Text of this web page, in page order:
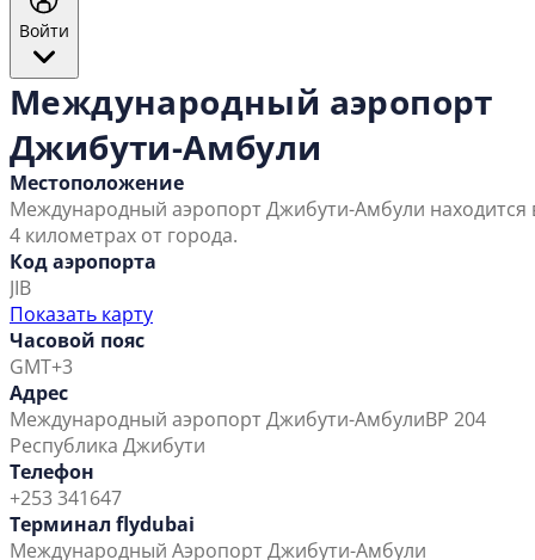
Войти
Международный аэропорт
Джибути-Амбули
Местоположение
Международный аэропорт Джибути-Амбули находится
4 километрах от города.
Код аэропорта
JIB
Показать карту
Часовой пояс
GMT+3
Адрес
Международный аэропорт Джибути-АмбулиBP 204
Республика Джибути
Телефон
+253 341647
Терминал flydubai
Международный Аэропорт Джибути-Амбули